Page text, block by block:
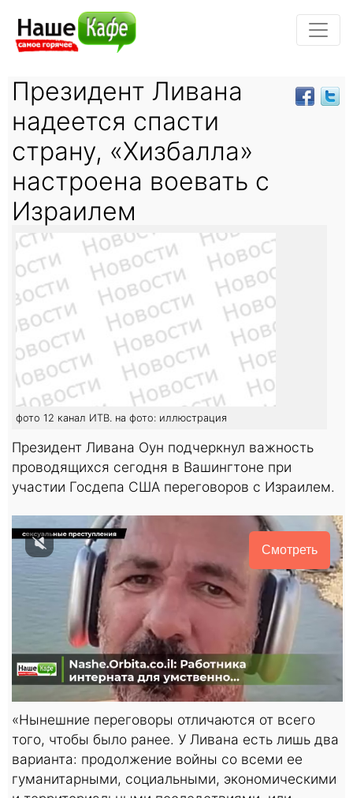
Президент Ливана
надеется спасти
страну, «Хизбалла»
настроена воевать с
Израилем
фото 12 канал ИТВ. на фото: иллюстрация
Президент Ливана Оун подчеркнул важность
проводящихся сегодня в Вашингтоне при
участии Госдепа США переговоров с Израилем.
Смотреть
«Нынешние переговоры отличаются от всего
того, чтобы было ранее. У Ливана есть лишь два
варианта: продолжение войны со всеми ее
гуманитарными, социальными, экономическими